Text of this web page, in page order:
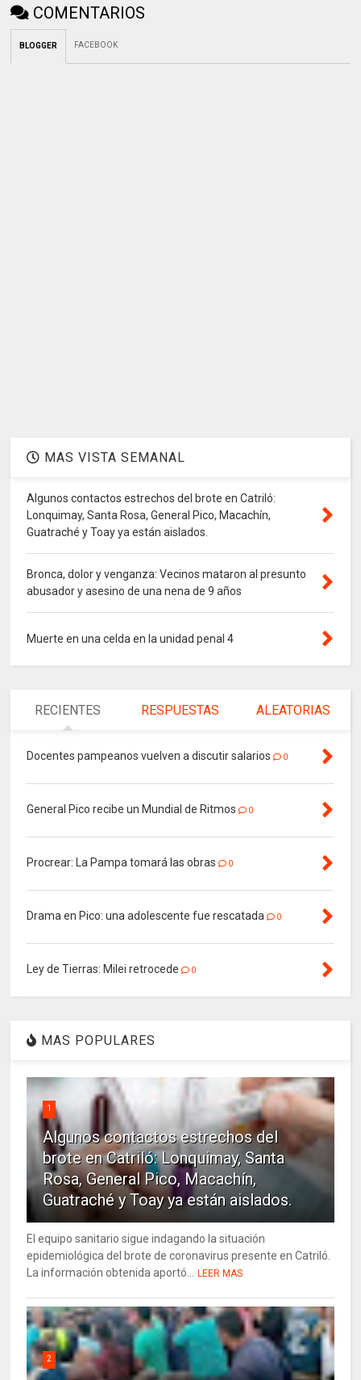
COMENTARIOS
BLOGGER FACEBOOK
MAS VISTA SEMANAL
Algunos contactos estrechos del brote en Catriló:
Lonquimay, Santa Rosa, General Pico, Macachín,
Guatraché y Toay ya están aislados.
Bronca, dolor y venganza: Vecinos mataron al presunto
abusador y asesino de una nena de 9 años
Muerte en una celda en la unidad penal 4
RECIENTES RESPUESTAS ALEATORIAS
Docentes pampeanos vuelven a discutir salarios 0
General Pico recibe un Mundial de Ritmos 0
Procrear: La Pampa tomará las obras 0
Drama en Pico: una adolescente fue rescatada 0
Ley de Tierras: Milei retrocede 0
MAS POPULARES
1
Algunos contactos estrechos del
brote en Catriló: Lonquimay, Santa
Rosa, General Pico, Macachín,
Guatraché y Toay ya están aislados.
El equipo sanitario sigue indagando la situación
epidemiológica del brote de coronavirus presente en Catriló.
La información obtenida aportó...
LEER MAS
2